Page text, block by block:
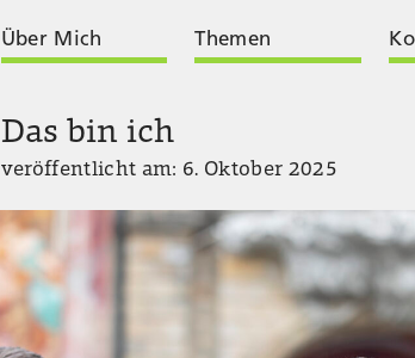
Über Mich Themen
Das bin ich
veröffentlicht am: 6. Oktober 2025